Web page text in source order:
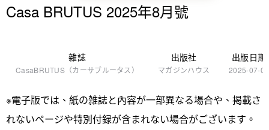
Casa BRUTUS 2025年8月號
雜誌
CasaBRUTUS（カーサブルータス）
出版社
マガジンハウス
出版日期
2025-07-09
※電子版では、紙の雑誌と內容が一部異なる場合や、掲載さ
れないページや特別付録が含まれない場合がございます。